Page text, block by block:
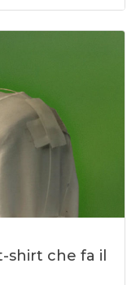
shirt che fa il